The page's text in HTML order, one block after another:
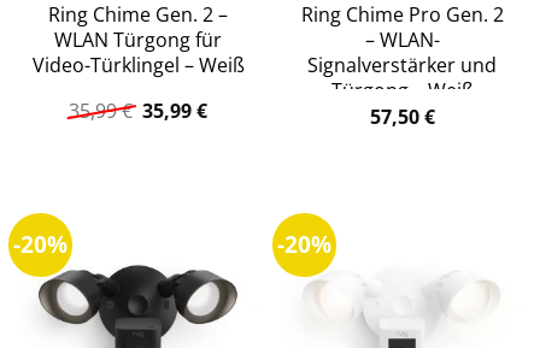
Ring Chime Gen. 2 –
WLAN Türgong für
Video-Türklingel – Weiß
35,99€ Ursprünglicher
Preis
35,99€Aktueller
Ring Chime Pro Gen. 2
– WLAN-
Signalverstärker und
Türgong – Weiß
57,50€
-20% -20%